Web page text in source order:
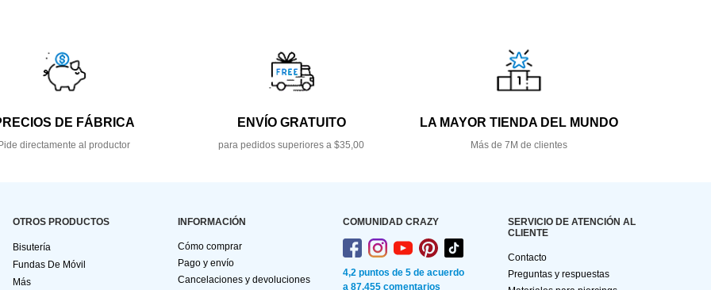
DE FÁBRICA
Pide directamente al productor
ENVÍO GRATUITO
para pedidos superiores a $35,00
LA MAYOR TIENDA DEL MUNDO
Más de 7M de clientes
OTROS PRODUCTOS
Bisutería
Fundas De Móvil
Más
INFORMACIÓN
Cómo comprar
Pago y envío
Cancelaciones y devoluciones
COMUNIDAD CRAZY
4,2 puntos de 5 de acuerdo
a 87.455 comentarios
SERVICIO DE ATENCIÓN AL
CLIENTE
Contacto
Preguntas y respuestas